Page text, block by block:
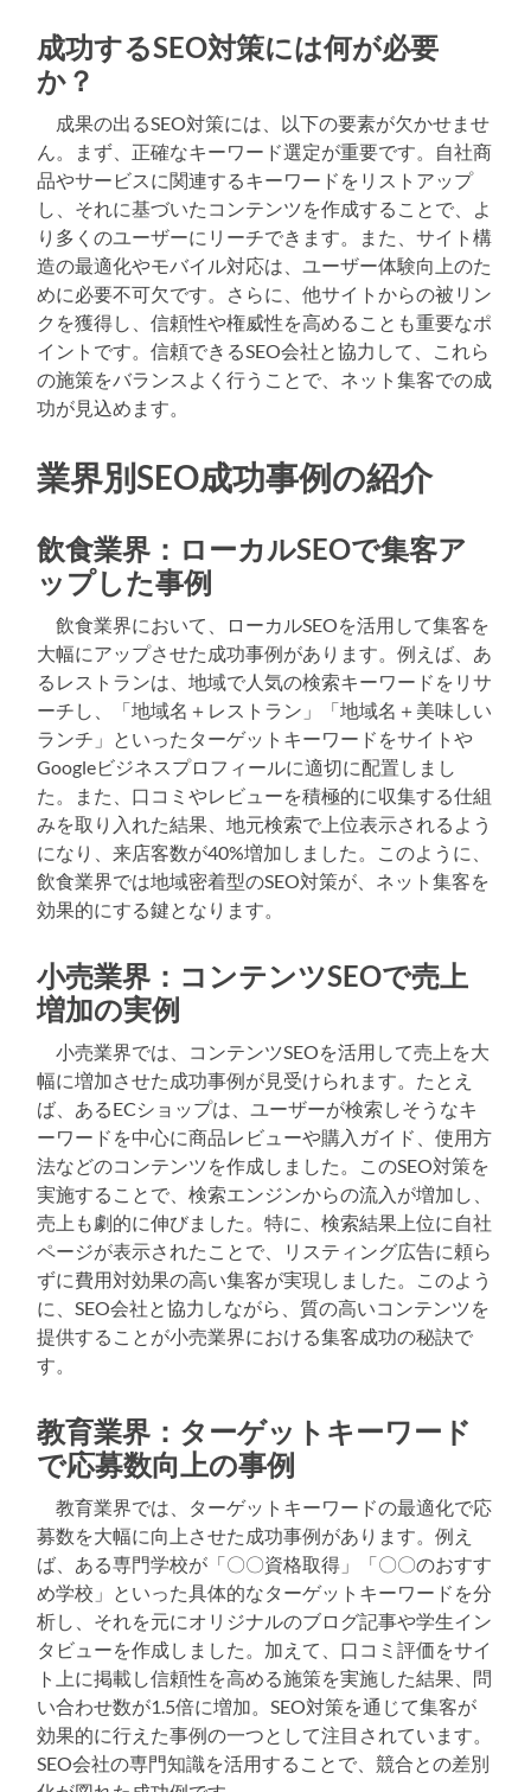
成功するSEO対策には何が必要
か？
成果の出るSEO対策には、以下の要素が欠かせませ
ん。まず、正確なキーワード選定が重要です。自社商
品やサービスに関連するキーワードをリストアップ
し、それに基づいたコンテンツを作成することで、よ
り多くのユーザーにリーチできます。また、サイト構
造の最適化やモバイル対応は、ユーザー体験向上のた
めに必要不可欠です。さらに、他サイトからの被リン
クを獲得し、信頼性や権威性を高めることも重要なポ
イントです。信頼できるSEO会社と協力して、これら
の施策をバランスよく行うことで、ネット集客での成
功が見込めます。
業界別SEO成功事例の紹介
飲食業界：ローカルSEOで集客ア
ップした事例
飲食業界において、ローカルSEOを活用して集客を
大幅にアップさせた成功事例があります。例えば、あ
るレストランは、地域で人気の検索キーワードをリサ
ーチし、「地域名＋レストラン」「地域名＋美味しい
ランチ」といったターゲットキーワードをサイトや
Googleビジネスプロフィールに適切に配置しまし
た。また、口コミやレビューを積極的に収集する仕組
みを取り入れた結果、地元検索で上位表示されるよう
になり、来店客数が40%増加しました。このように、
飲食業界では地域密着型のSEO対策が、ネット集客を
効果的にする鍵となります。
小売業界：コンテンツSEOで売上
増加の実例
小売業界では、コンテンツSEOを活用して売上を大
幅に増加させた成功事例が見受けられます。たとえ
ば、あるECショップは、ユーザーが検索しそうなキ
ーワードを中心に商品レビューや購入ガイド、使用方
法などのコンテンツを作成しました。このSEO対策を
実施することで、検索エンジンからの流入が増加し、
売上も劇的に伸びました。特に、検索結果上位に自社
ページが表示されたことで、リスティング広告に頼ら
ずに費用対効果の高い集客が実現しました。このよう
に、SEO会社と協力しながら、質の高いコンテンツを
提供することが小売業界における集客成功の秘訣で
す。
教育業界：ターゲットキーワード
で応募数向上の事例
教育業界では、ターゲットキーワードの最適化で応
募数を大幅に向上させた成功事例があります。例え
ば、ある専門学校が「〇〇資格取得」「〇〇のおすす
め学校」といった具体的なターゲットキーワードを分
析し、それを元にオリジナルのブログ記事や学生イン
タビューを作成しました。加えて、口コミ評価をサイ
ト上に掲載し信頼性を高める施策を実施した結果、問
い合わせ数が1.5倍に増加。SEO対策を通じて集客が
効果的に行えた事例の一つとして注目されています。
SEO会社の専門知識を活用することで、競合との差別